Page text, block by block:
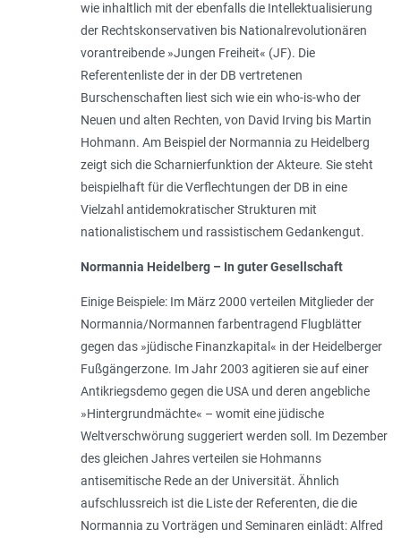
wie inhaltlich mit der ebenfalls die Intellektualisierung
der Rechtskonservativen bis Nationalrevolutionären
vorantreibende »Jungen Freiheit« (JF). Die
Referentenliste der in der DB vertretenen
Burschenschaften liest sich wie ein who-is-who der
Neuen und alten Rechten, von David Irving bis Martin
Hohmann. Am Beispiel der Normannia zu Heidelberg
zeigt sich die Scharnierfunktion der Akteure. Sie steht
beispielhaft für die Verflechtungen der DB in eine
Vielzahl antidemokratischer Strukturen mit
nationalistischem und rassistischem Gedankengut.
Normannia Heidelberg – In guter Gesellschaft
Einige Beispiele: Im März 2000 verteilen Mitglieder der
Normannia/Normannen farbentragend Flugblätter
gegen das »jüdische Finanzkapital« in der Heidelberger
Fußgängerzone. Im Jahr 2003 agitieren sie auf einer
Antikriegsdemo gegen die USA und deren angebliche
»Hintergrundmächte« – womit eine jüdische
Weltverschwörung suggeriert werden soll. Im Dezember
des gleichen Jahres verteilen sie Hohmanns
antisemitische Rede an der Universität. Ähnlich
aufschlussreich ist die Liste der Referenten, die die
Normannia zu Vorträgen und Seminaren einlädt: Alfred